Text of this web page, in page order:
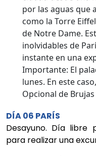
por las aguas que
como la Torre
de Notre Dame.
inolvidables de
instante en una
Importante: El
lunes. En este
Opcional de
DÍA 06 PARÍS
Desayuno. Día libre
para realizar una